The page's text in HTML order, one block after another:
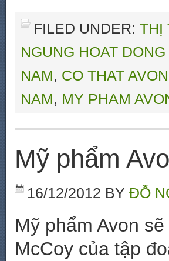
FILED UNDER: THỊ
NGUNG HOAT
NAM, CO THAT
NAM, MY PHAM
Mỹ phẩm
16/12/2012 BY ĐỖ
Mỹ phẩm Avon
McCoy của tập